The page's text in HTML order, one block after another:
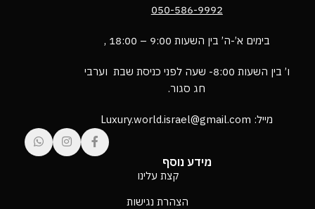
050-586-9992
בימים א’-ה’ בין השעות 9:00 – 18:00 ,
ו’ בין השעות 8:00- שעה לפני כניסת שבת וערבי
חג סגור.
מייל: Luxury.world.israel@gmail.com
מידע נוסף
קצת עלינו
הצהרת נגישות